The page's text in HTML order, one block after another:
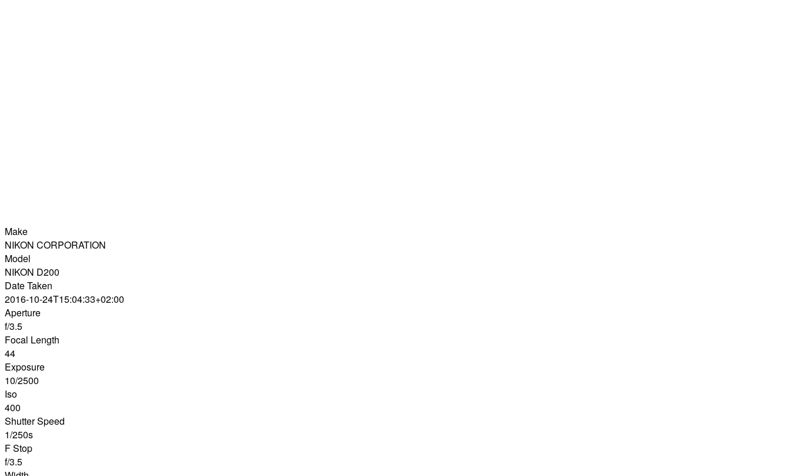
Make
NIKON CORPORATION
Model
NIKON D200
Date Taken
2016-10-24T15:04:33+02:00
Aperture
f/3.5
Focal Length
44
Exposure
10/2500
Iso
400
Shutter Speed
1/250s
F Stop
f/3.5